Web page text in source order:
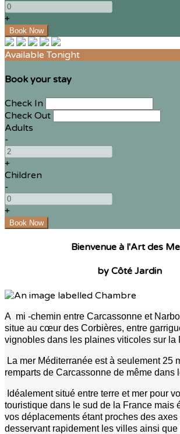
+
Available Tonight
Book your stay
Check In
Check Out
Adults
-
+
Children
-
+
Bienvenue à l'Art des
by Côté Jardin
A mi -chemin entre Carcassonne et
situe au cœur des Corbières, entre
vignobles dans les plaines viticoles sur la
La mer Méditerranée est à seulement 25
remparts de Carcassonne de même dans
Idéalement situé entre terre et mer pour
touristique dans le sud de la France mais
vos déplacements étant proches des
desservant rapidement les villes ainsi